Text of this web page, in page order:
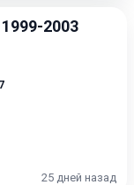
2003
25 дней назад